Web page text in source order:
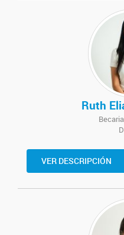
Ruth
VER DESCRIPCIÓN